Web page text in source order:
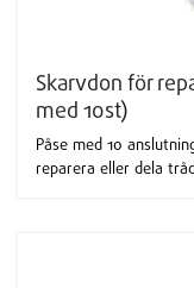
Skarvdon för
med 10st)
Påse med 10
reparera eller dela